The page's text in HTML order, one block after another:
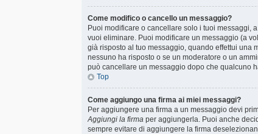
Come modifico o cancello un messaggio?
Puoi modificare o cancellare solo i tuoi messaggi,
vuoi eliminare. Puoi modificare un messaggio (a
già risposto al tuo messaggio, quando effettui una
nessuno ha risposto o se un moderatore o un
può cancellare un messaggio dopo che qualcuno
Top
Come aggiungo una firma ai miei messaggi?
Per aggiungere una firma a un messaggio devi
Aggiungi la firma per aggiungerla. Puoi anche
sempre evitare di aggiungere la firma